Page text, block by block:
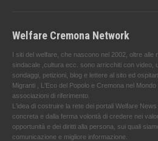
Welfare Cremona Network
I siti del welfare, che nascono nel 2002, oltre alle
sindacale ,cultura ecc. sono arricchiti con video,
sondaggi, petizioni, blog e lettere al sito ed
Migranti , L'Eco del Popolo e Cremona nel
associazioni di riferimento.
L'idea di costruire la rete dei portali Welfare
concreta e dalla ferma volontà di credere nei
opportunità e dei diritti alla persona, sui quali
comunicazione e migliore informazione.